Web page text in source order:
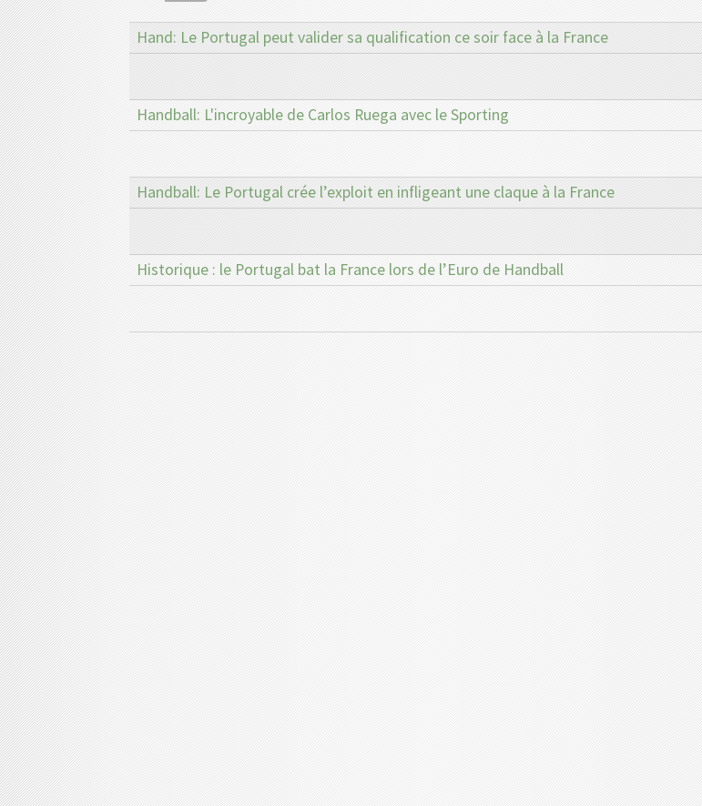
Hand: Le Portugal peut valider sa qualification ce soir face à la France
Handball: L'incroyable de Carlos Ruega avec le Sporting
Handball: Le Portugal crée l’exploit en infligeant une claque à la France
Historique : le Portugal bat la France lors de l’Euro de Handball